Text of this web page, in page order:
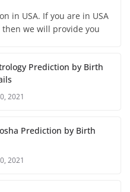
in USA. If you are in USA
then we will provide you
Prediction by Birth
2021
Prediction by Birth
2021